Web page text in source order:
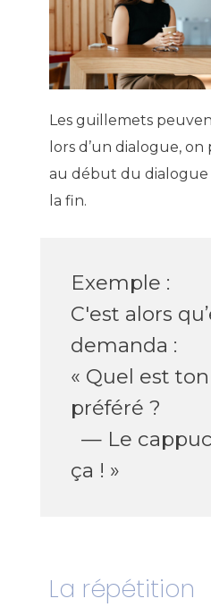
Les guillemets
lors d’un dialogue, on
au début du dialogue
la fin.
Exemple :
C'est alors
demanda :
« Quel est
préféré ?
— Le
ça ! »
La répétition